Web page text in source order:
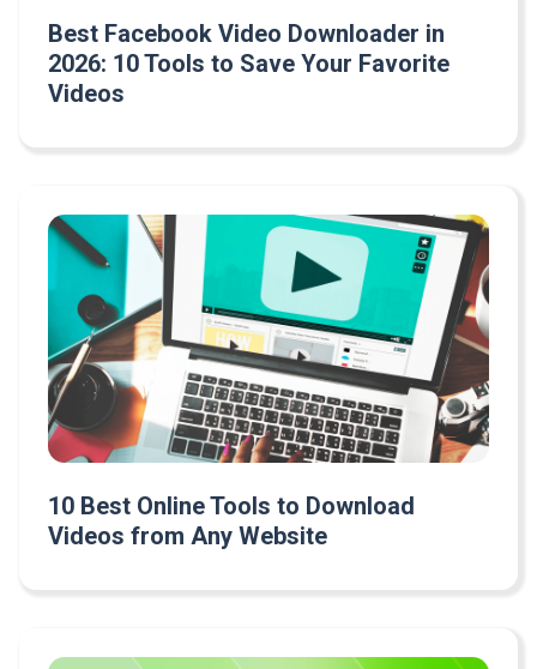
Best Facebook Video Downloader in
2026: 10 Tools to Save Your Favorite
Videos
10 Best Online Tools to Download
Videos from Any Website